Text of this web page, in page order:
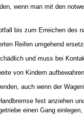
wenn man mit den
bis zum Erreichen des
Reifen umgehend
und muss bei
von Kindern
auch wenn der
fest anziehen
einen Gang